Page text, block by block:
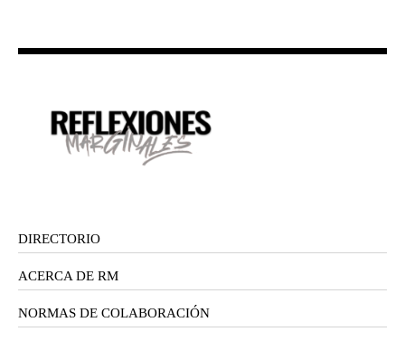
DIRECTORIO
ACERCA DE RM
NORMAS DE COLABORACIÓN